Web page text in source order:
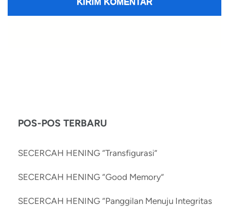
POS-POS TERBARU
SECERCAH HENING “Transfigurasi”
SECERCAH HENING “Good Memory”
SECERCAH HENING “Panggilan Menuju Integritas